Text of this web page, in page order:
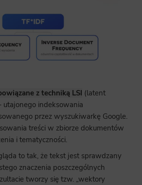
z techniką LSI (latent
utajonego indeksowania
przez wyszukiwarkę Google.
treści w zbiorze dokumentów
i tematyczności.
to tak, że tekst jest sprawdzany
znaczenia poszczególnych
tworzy się tzw. „wektory